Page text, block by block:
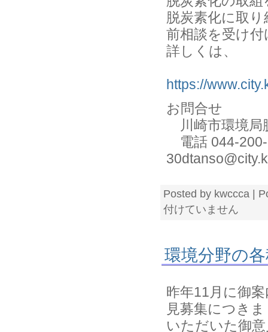
脱炭素化に取
前相談を受け
詳しくは、
https://
お問合せ
川崎市環境局
電話 044-
Posted by kwccca |
付けていません
環境分野の
昨年11月に御
見募集につき
いただいた御